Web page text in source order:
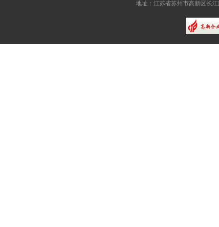
地址：江苏省苏州市高新区长